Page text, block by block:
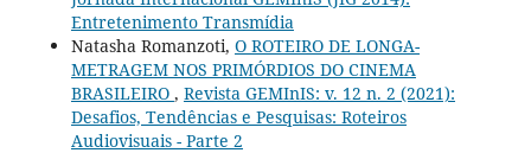
Entretenimento Transmídia
Natasha Romanzoti, O ROTEIRO DE LONGA-
METRAGEM NOS PRIMÓRDIOS DO CINEMA
BRASILEIRO , Revista GEMInIS: v. 12 n. 2 (2021):
Desafios, Tendências e Pesquisas: Roteiros
Audiovisuais - Parte 2